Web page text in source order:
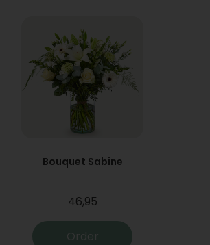
Bouquet Sabine
46,95
Order